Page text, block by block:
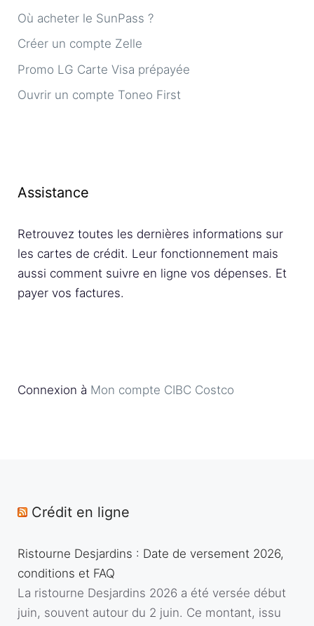
Où acheter le SunPass ?
Créer un compte Zelle
Promo LG Carte Visa prépayée
Ouvrir un compte Toneo First
Assistance
Retrouvez toutes les dernières informations sur
les cartes de crédit. Leur fonctionnement mais
aussi comment suivre en ligne vos dépenses. Et
payer vos factures.
Connexion à Mon compte CIBC Costco
Crédit en ligne
Ristourne Desjardins : Date de versement 2026,
conditions et FAQ
La ristourne Desjardins 2026 a été versée début
juin, souvent autour du 2 juin. Ce montant, issu